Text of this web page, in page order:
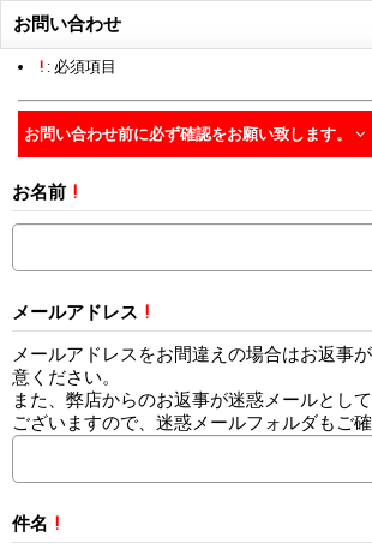
お問い合わせ
! : 必須項目
お問い合わせ前に必ず確認をお願い致します。
お名前 !
メールアドレス !
メールアドレスをお間違えの場合はお返事
意ください。
また、弊店からのお返事が迷惑メールとし
ございますので、迷惑メールフォルダもご確
件名 !